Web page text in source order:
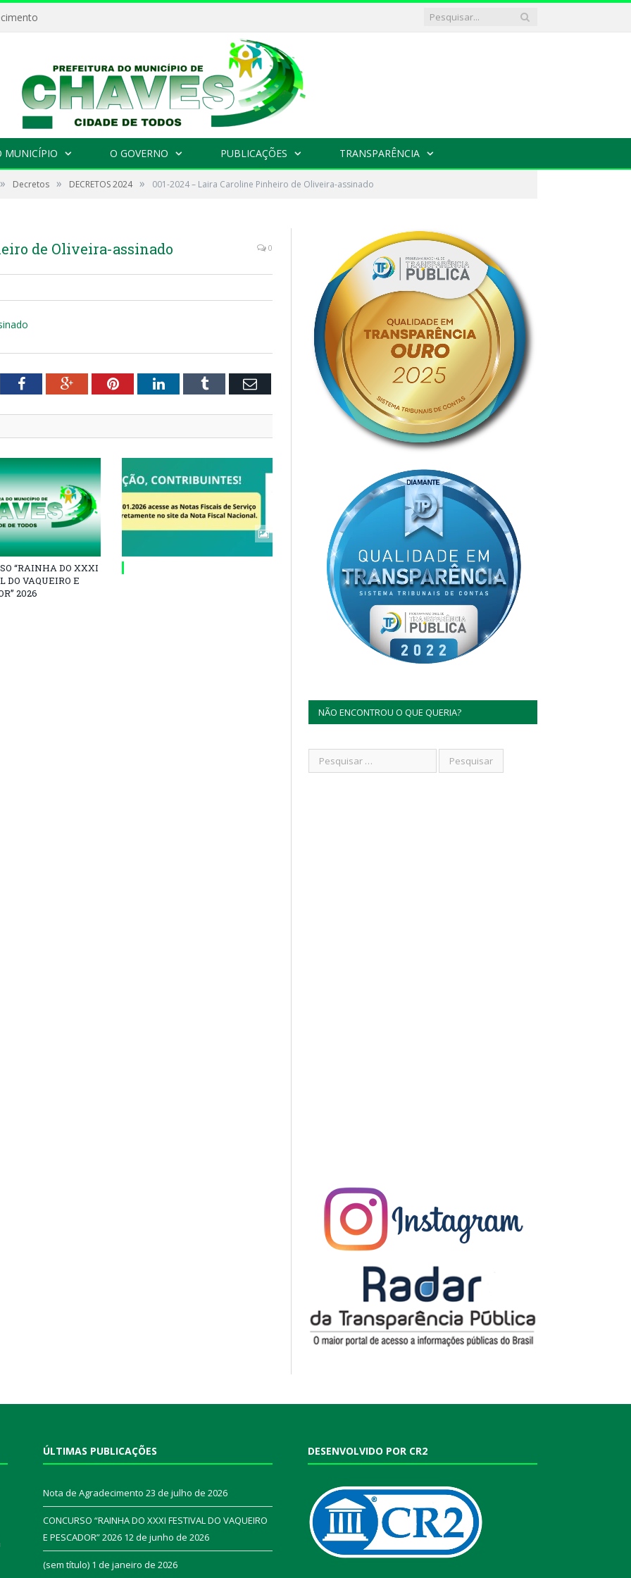
MUNICÍPIO O GOVERNO PUBLICAÇÕES TRANSPARÊNCIA
» Decretos » DECRETOS 2024 » 001-2024 – Laira Caroline Pinheiro de Oliveira-assinado
de Oliveira-assinado 0
FacebookGoogle+PinterestLinkedInTumblr Email
“RAINHA DO XXXI
DO VAQUEIRO E
2026
NÃO ENCONTROU O QUE QUERIA?
ÚLTIMAS PUBLICAÇÕES
Nota de Agradecimento 23 de julho de 2026
CONCURSO “RAINHA DO XXXI FESTIVAL DO VAQUEIRO
E PESCADOR” 2026 12 de junho de 2026
(sem título) 1 de janeiro de 2026
DESENVOLVIDO POR CR2